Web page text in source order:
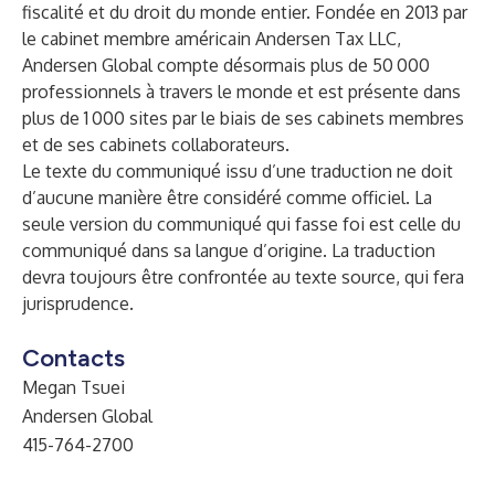
fiscalité et du droit du monde entier. Fondée en 2013 par
le cabinet membre américain Andersen Tax LLC,
Andersen Global compte désormais plus de 50 000
professionnels à travers le monde et est présente dans
plus de 1 000 sites par le biais de ses cabinets membres
et de ses cabinets collaborateurs.
Le texte du communiqué issu d’une traduction ne doit
d’aucune manière être considéré comme officiel. La
seule version du communiqué qui fasse foi est celle du
communiqué dans sa langue d’origine. La traduction
devra toujours être confrontée au texte source, qui fera
jurisprudence.
Contacts
Megan Tsuei
Andersen Global
415-764-2700